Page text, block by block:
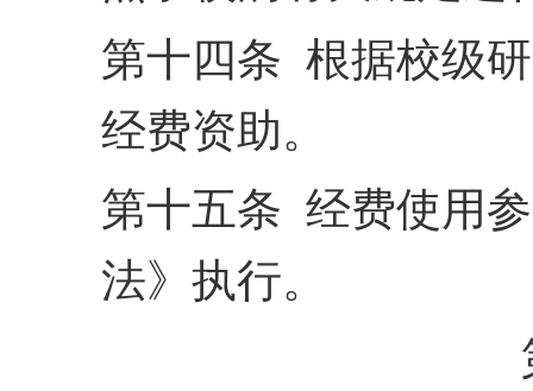
第十四条 根据校级
经费资助。
第十五条 经费使用
法》执行。